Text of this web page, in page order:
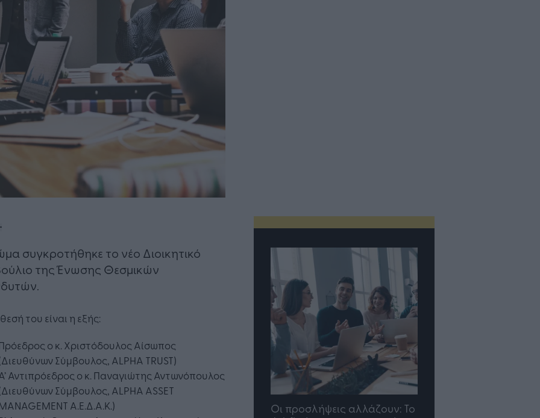
συγκροτήθηκε το νέο Διοικητικό
της Ένωσης Θεσμικών
του είναι η εξής:
ο κ. Χριστόδουλος Αίσωπος
Σύμβουλος, ALPHA TRUST)
Αντιπρόεδρος ο κ. Παναγιώτης Αντωνόπουλος
Σύμβουλος, ALPHA ASSET
Α.Ε.Δ.Α.Κ.)Η Τεχνητή Νοημοσύνη: το νέο
Οι προσλήψεις αλλάζουν: To